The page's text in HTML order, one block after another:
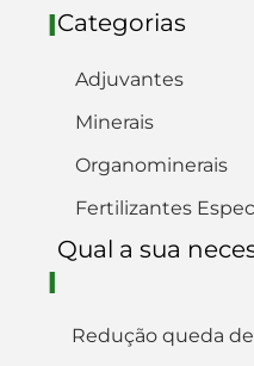
ICategorias
Adjuvantes
Minerais
Organominerais
Fertilizantes
I
Qual a sua
Redução queda